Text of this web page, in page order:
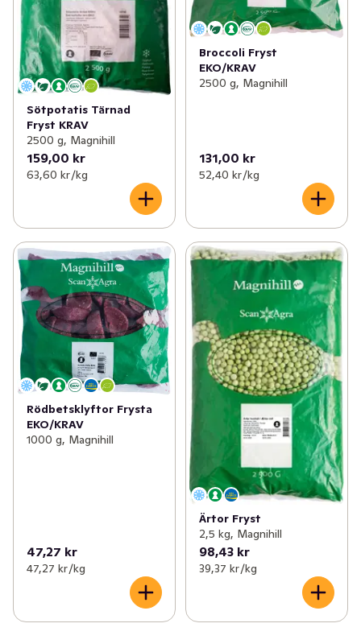
Sötpotatis Tärnad
Fryst KRAV
2500 g, Magnihill
159,00 kr
63,60 kr /kg
Broccoli Fryst
EKO/KRAV
2500 g, Magnihill
131,00 kr
52,40 kr /kg
Rödbetsklyftor Frysta
EKO/KRAV
1000 g, Magnihill
47,27 kr
47,27 kr /kg
Ärtor Fryst
2,5 kg, Magnihill
98,43 kr
39,37 kr /kg